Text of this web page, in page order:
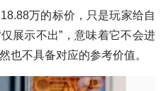
万的标价，只是玩家给自
展示不出”，意味着它不会进
也不具备对应的参考价值。